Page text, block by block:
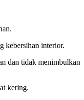
kebersihan interior.
dan tidak menimbulkan
kering.